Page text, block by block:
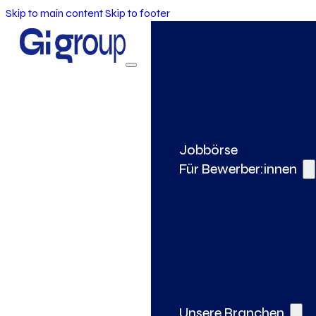
Skip to main contentSkip to footer
Jobbörse
Für Bewerber:innen